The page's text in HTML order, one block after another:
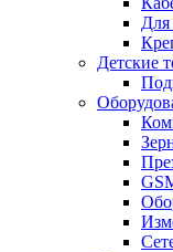
Для
Детские